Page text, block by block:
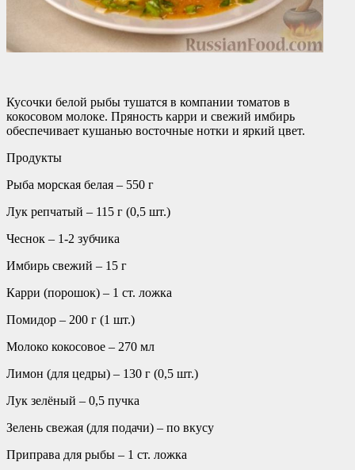
Кусочки белой рыбы тушатся в компании томатов в
кокосовом молоке. Пряность карри и свежий имбирь
обеспечивает кушанью восточные нотки и яркий цвет.
Продукты
Рыба морская белая – 550 г
Лук репчатый – 115 г (0,5 шт.)
Чеснок – 1-2 зубчика
Имбирь свежий – 15 г
Карри (порошок) – 1 ст. ложка
Помидор – 200 г (1 шт.)
Молоко кокосовое – 270 мл
Лимон (для цедры) – 130 г (0,5 шт.)
Лук зелёный – 0,5 пучка
Зелень свежая (для подачи) – по вкусу
Приправа для рыбы – 1 ст. ложка